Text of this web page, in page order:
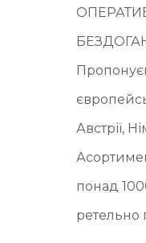
Австрії,
понад
ретельно